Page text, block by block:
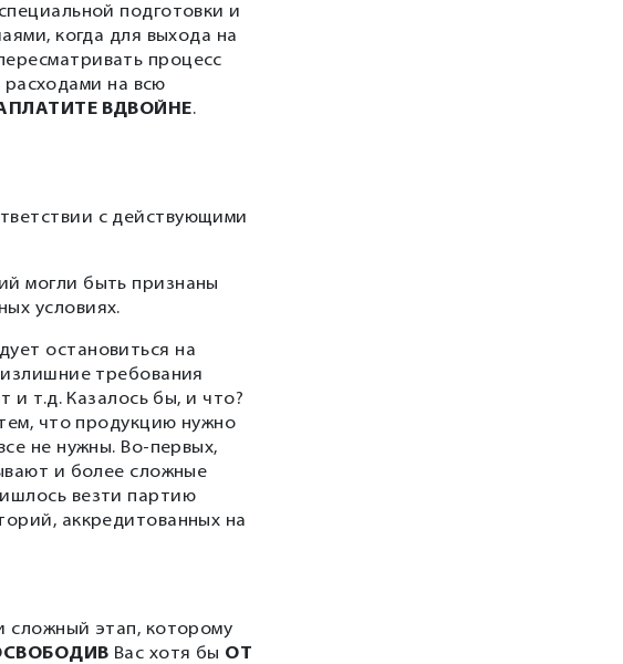
подготовки и
когда для выхода на
процесс
на всю
ВДВОЙНЕ.
с действующими
могли быть признаны
условиях.
остановиться на
требования
и т.д. Казалось бы, и что?
что продукцию нужно
не нужны. Во-первых,
и более сложные
везти партию
аккредитованных на
сложный этап, которому
Вас хотя бы ОТ